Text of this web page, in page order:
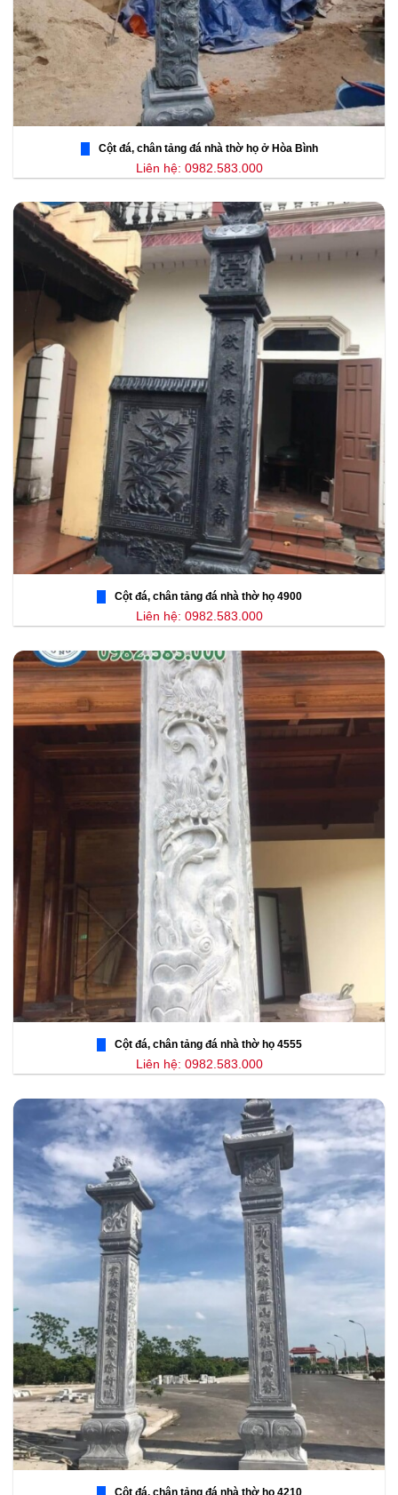
Cột đá, chân tảng đá nhà thờ họ ở Hòa Bình
Liên hệ: 0982.583.000
Cột đá, chân tảng đá nhà thờ họ 4900
Liên hệ: 0982.583.000
Cột đá, chân tảng đá nhà thờ họ 4555
Liên hệ: 0982.583.000
Cột đá, chân tảng đá nhà thờ họ 4210